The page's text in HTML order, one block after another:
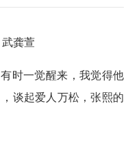
龚萱
时一觉醒来，我觉得他
谈起爱人万松，张熙的